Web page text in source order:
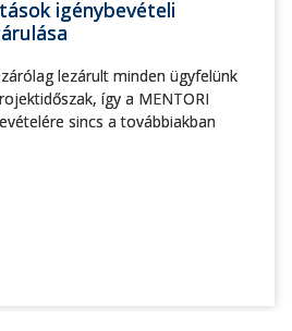
igénybevételi
lezárult minden ügyfelünk
így a MENTORI
sincs a továbbiakban